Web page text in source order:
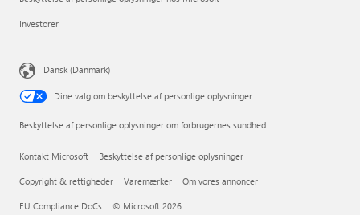
Investorer
Dansk (Danmark)
Dine valg om beskyttelse af personlige oplysninger
Beskyttelse af personlige oplysninger om forbrugernes sundhed
Kontakt Microsoft Beskyttelse af personlige oplysninger
Copyright & rettigheder Varemærker Om vores annoncer
EU Compliance DoCs © Microsoft 2026